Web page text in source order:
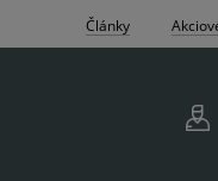
Články